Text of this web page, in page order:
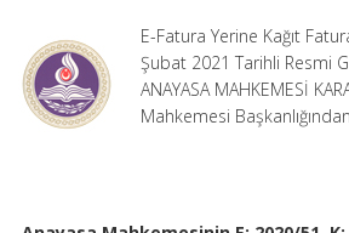
Kararı
–
E-
Fatura
Yerine
E-Fatura Yerine Kağıt
Şubat 2021 Tarihli Resmi
ANAYASA MAHKEMESİ
Mahkemesi